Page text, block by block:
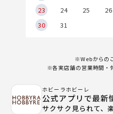
23
24 25 26
30
31
※Webからの
※各実店舗の営業時間・
ホビーラホビーレ
公式アプリで最新
サクサク見られて、